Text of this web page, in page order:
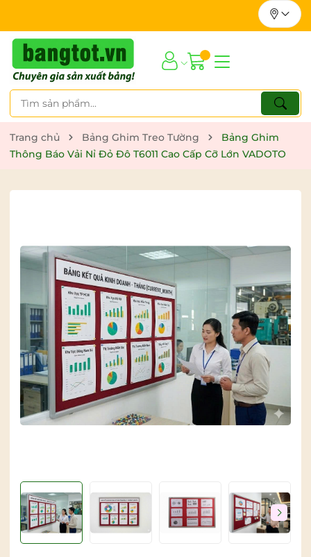
Trang chủ Bảng Ghim Treo Tường
Bảng Ghim
Thông Báo Vải Nỉ Đỏ Đô T6011 Cao Cấp Cỡ Lớn VADOTO